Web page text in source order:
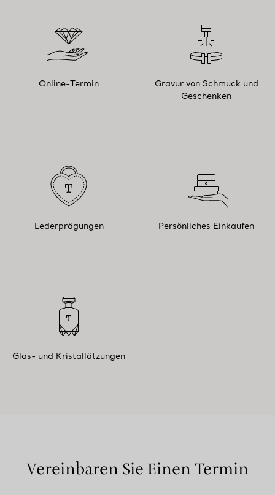
Online-Termin
Gravur von Schmuck und
Geschenken
Lederprägungen Persönliches Einkaufen
Glas- und Kristallätzungen
Vereinbaren Sie Einen Termin